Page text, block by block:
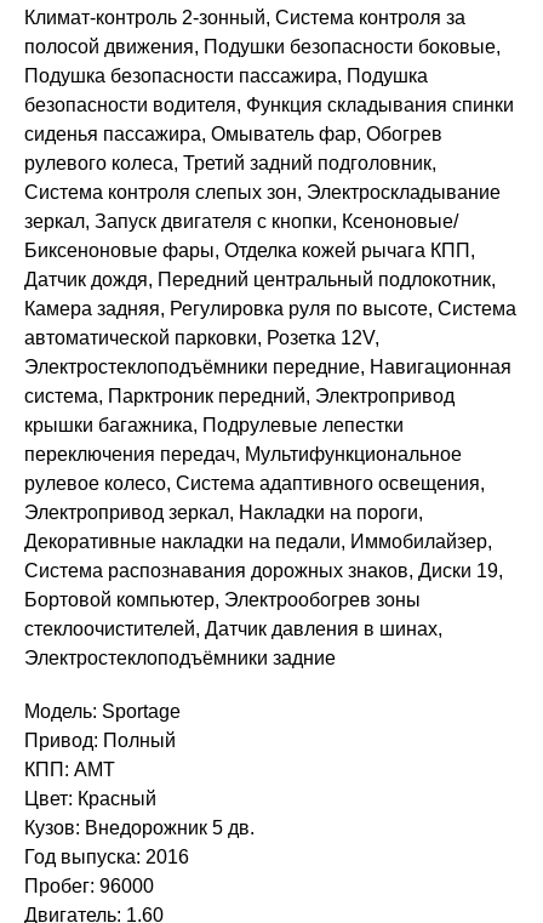
Климат-контроль 2-зонный, Система контроля за
полосой движения, Подушки безопасности боковые,
Подушка безопасности пассажира, Подушка
безопасности водителя, Функция складывания спинки
сиденья пассажира, Омыватель фар, Обогрев
рулевого колеса, Третий задний подголовник,
Система контроля слепых зон, Электроскладывание
зеркал, Запуск двигателя с кнопки, Ксеноновые/
Биксеноновые фары, Отделка кожей рычага КПП,
Датчик дождя, Передний центральный подлокотник,
Камера задняя, Регулировка руля по высоте, Система
автоматической парковки, Розетка 12V,
Электростеклоподъёмники передние, Навигационная
система, Парктроник передний, Электропривод
крышки багажника, Подрулевые лепестки
переключения передач, Мультифункциональное
рулевое колесо, Система адаптивного освещения,
Электропривод зеркал, Накладки на пороги,
Декоративные накладки на педали, Иммобилайзер,
Система распознавания дорожных знаков, Диски 19,
Бортовой компьютер, Электрообогрев зоны
стеклоочистителей, Датчик давления в шинах,
Электростеклоподъёмники задние
Модель: Sportage
Привод: Полный
КПП: AMT
Цвет: Красный
Кузов: Внедорожник 5 дв.
Год выпуска: 2016
Пробег: 96000
Двигатель: 1.60